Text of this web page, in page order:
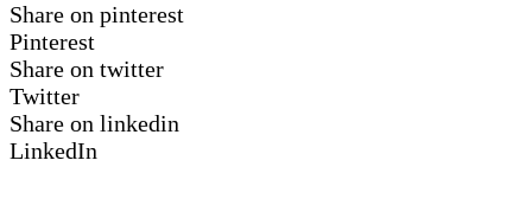
Share on pinterest
Pinterest
Share on twitter
Twitter
Share on linkedin
LinkedIn